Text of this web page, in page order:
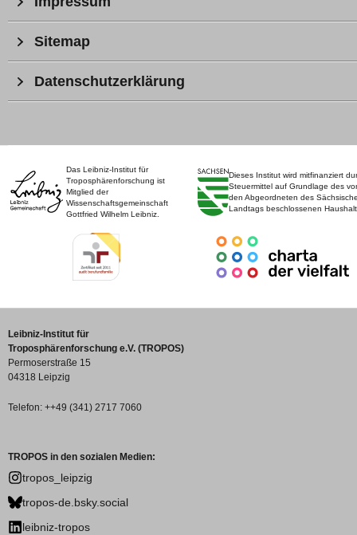
Das Leibniz-Institut für
Troposphärenforschung ist
Mitglied der
Wissenschaftsgemeinschaft
Gottfried Wilhelm Leibniz.
Dieses Institut wird mitfinanziert
Steuermittel auf Grundlage des
den Abgeordneten des
Landtags beschlossenen
Sitemap
Datenschutzerklärung
Leibniz-Institut für
Troposphärenforschung e.V. (TROPOS)
Permoserstraße 15
04318 Leipzig
Telefon: ++49 (341) 2717 7060
TROPOS in den sozialen Medien:
tropos_leipzig
tropos-de.bsky.social
leibniz-tropos